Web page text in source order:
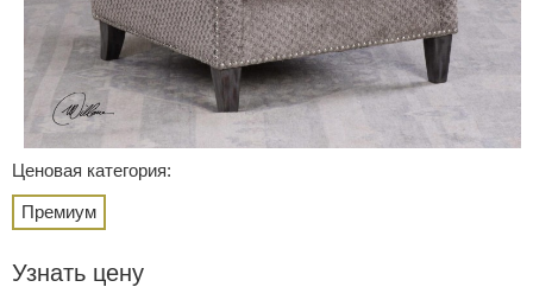
Ценовая категория:
Премиум
Узнать цену